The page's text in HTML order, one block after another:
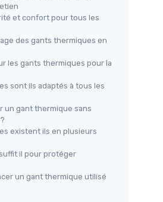
et confort pour tous les
des gants thermiques en
les gants thermiques pour la
sont ils adaptés à tous les
un gant thermique sans
existent ils en plusieurs
il pour protéger
un gant thermique utilisé